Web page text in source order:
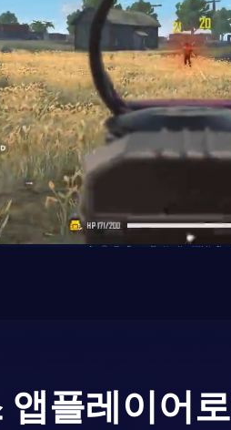
앱플레이어로